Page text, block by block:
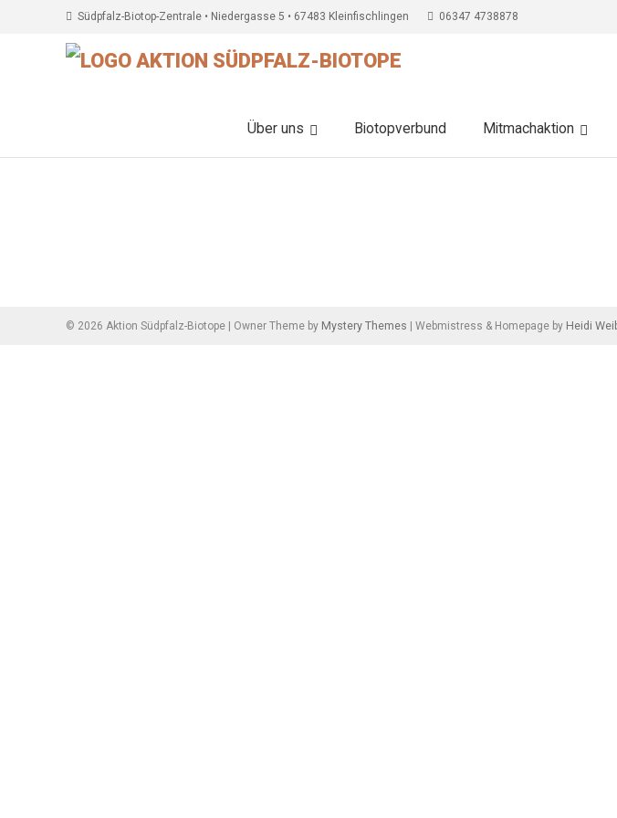
Südpfalz-Biotop-Zentrale • Niedergasse 5 • 67483 Kleinfischlingen 06347 4738878
Über uns Biotopverbund Mitmachaktion
© 2026 Aktion Südpfalz-Biotope | Owner Theme by Mystery Themes | Webmistress & Homepage by Heidi